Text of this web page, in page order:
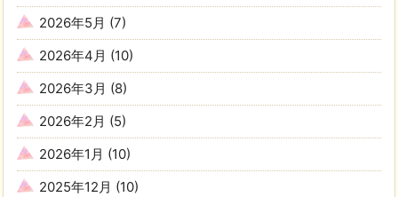
2026年5月 (7)
2026年4月 (10)
2026年3月 (8)
2026年2月 (5)
2026年1月 (10)
2025年12月 (10)